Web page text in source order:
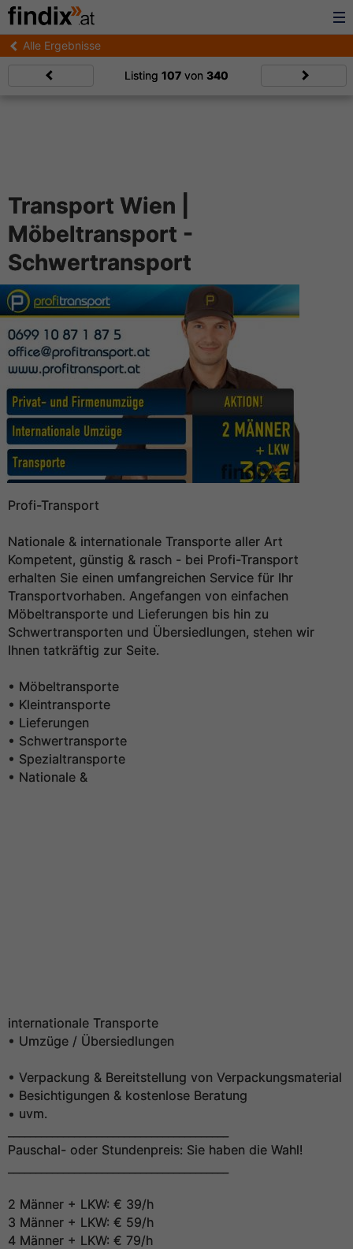
Alle Ergebnisse
Listing 107 von 340
Transport Wien |
Möbeltransport -
Schwertransport
Profi-Transport
Nationale & internationale Transporte aller Art
Kompetent, günstig & rasch - bei Profi-Transport
erhalten Sie einen umfangreichen Service für Ihr
Transportvorhaben. Angefangen von einfachen
Möbeltransporte und Lieferungen bis hin zu
Schwertransporten und Übersiedlungen, stehen wir
Ihnen tatkräftig zur Seite.
• Möbeltransporte
• Kleintransporte
• Lieferungen
• Schwertransporte
• Spezialtransporte
• Nationale &
internationale Transporte
• Umzüge / Übersiedlungen
• Verpackung & Bereitstellung von Verpackungsmaterial
• Besichtigungen & kostenlose Beratung
• uvm.
Pauschal- oder Stundenpreis: Sie haben die Wahl!
2 Männer + LKW: € 39/h
3 Männer + LKW: € 59/h
4 Männer + LKW: € 79/h